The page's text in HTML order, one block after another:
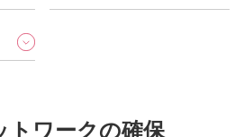
トワークの確保